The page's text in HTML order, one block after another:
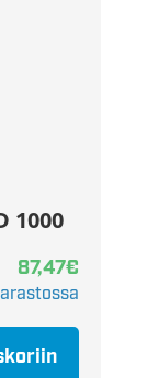
1000
87,47€